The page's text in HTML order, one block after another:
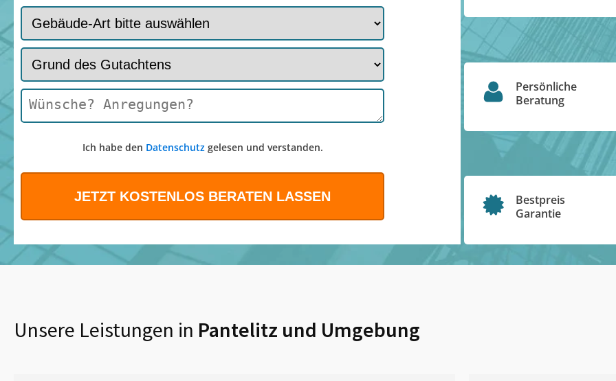
Ich habe den Datenschutzgelesen und verstanden.
Persönliche
Beratung
Bestpreis
Garantie
Unsere Leistungen in Pantelitz und Umgebung